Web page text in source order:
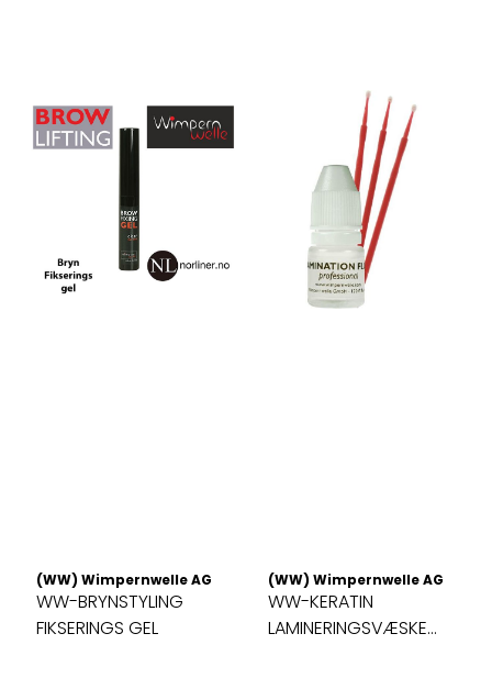
(WW) Wimpernwelle AG
WW-BRYNSTYLING
FIKSERINGS GEL
(WW) Wimpernwelle AG
WW-KERATIN
LAMINERINGSVÆSKE